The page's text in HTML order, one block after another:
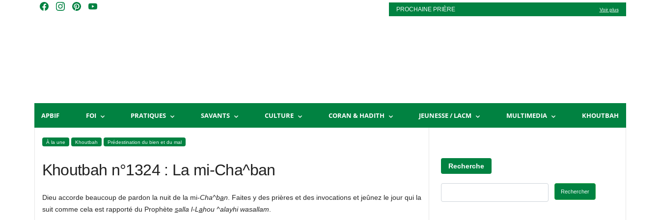
Skip
m
t
Y
PROCHAINE PRIÈRE Voir plus
APBIF FOI PRATIQUES SAVANTS CULTURE CORAN & HADITH JEUNESSE / LACM MULTIMEDIA KHOUTBAH
À la une Khoutbah Prédestination du bien et du mal
Khoutbah n°1324 : La mi-Cha^ban
Dieu accorde beaucoup de pardon la nuit de la mi-Cha^ban . Faites y des prières et des invocations et jeûnez le jour qui la
suit comme cela est rapporté du Prophète salla l-L ahou ^alayhi wasallam
Recherche
Rechercher